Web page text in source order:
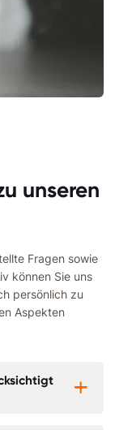
unseren
Fragen sowie
können Sie uns
persönlich zu
Aspekten

